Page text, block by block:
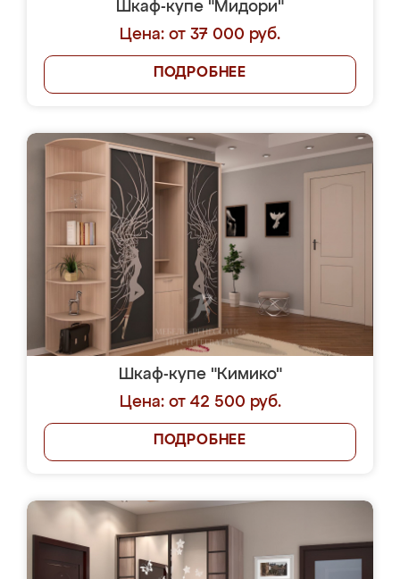
Шкаф-купе "Мидори"
Цена: от 37 000 руб.
ПОДРОБНЕЕ
Шкаф-купе "Кимико"
Цена: от 42 500 руб.
ПОДРОБНЕЕ